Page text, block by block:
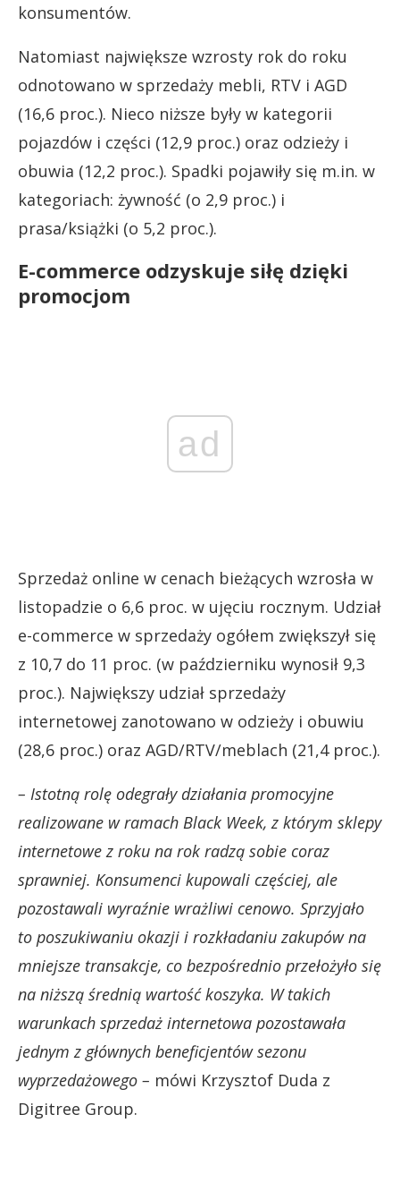
konsumentów.
Natomiast największe wzrosty rok do roku
odnotowano w sprzedaży mebli, RTV i AGD
(16,6 proc.). Nieco niższe były w kategorii
pojazdów i części (12,9 proc.) oraz odzieży i
obuwia (12,2 proc.). Spadki pojawiły się m.in. w
kategoriach: żywność (o 2,9 proc.) i
prasa/książki (o 5,2 proc.).
E-commerce odzyskuje siłę dzięki
promocjom
ad
Sprzedaż online w cenach bieżących wzrosła w
listopadzie o 6,6 proc. w ujęciu rocznym. Udział
e-commerce w sprzedaży ogółem zwiększył się
z 10,7 do 11 proc. (w październiku wynosił 9,3
proc.). Największy udział sprzedaży
internetowej zanotowano w odzieży i obuwiu
(28,6 proc.) oraz AGD/RTV/meblach (21,4 proc.).
– Istotną rolę odegrały działania promocyjne
realizowane w ramach Black Week, z którym sklepy
internetowe z roku na rok radzą sobie coraz
sprawniej. Konsumenci kupowali częściej, ale
pozostawali wyraźnie wrażliwi cenowo. Sprzyjało
to poszukiwaniu okazji i rozkładaniu zakupów na
mniejsze transakcje, co bezpośrednio przełożyło się
na niższą średnią wartość koszyka. W takich
warunkach sprzedaż internetowa pozostawała
jednym z głównych beneficjentów sezonu
wyprzedażowego – mówi Krzysztof Duda z
Digitree Group.